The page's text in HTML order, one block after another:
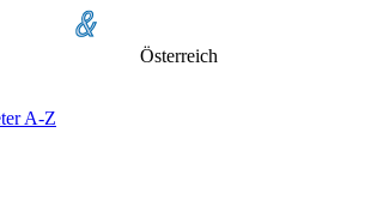
Österreich
A-Z